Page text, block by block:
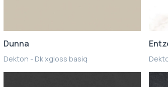
Dunna
Dekton - Dk xgloss basiq